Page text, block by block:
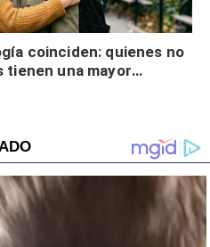
coinciden: quienes no
tienen una mayor
físicos y no es por